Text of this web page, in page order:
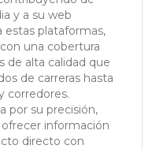
y a su web
estas plataformas,
una cobertura
de alta calidad que
de carreras hasta
corredores.
por su precisión,
información
directo con